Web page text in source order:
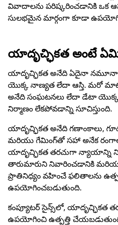
వివాదాలను పరిష్కరించడానికి ఒక
సులభమైన మార్గంగా కూడా
యాదృచ్ఛికత అంటే
యాదృచ్ఛికత అనేది ఏదైనా
యొక్క నాణ్యత లేదా ఆస్తి. మరో
అనేది సంఘటనలు లేదా డేటా యొక్క
నిర్మాణం లేకపోవడాన్ని సూచిస్తుంది.
యాదృచ్ఛికత అనేది గణాంకాలు, గూఢ
మరియు గేమింగ్‌తో సహా అనేక
యాదృచ్ఛికత తరచుగా న్యాయాన్ని
తారుమారుని నివారించడానికి మరియు
ప్రాతినిధ్యం వహించే ఫలితాలను
ఉపయోగించబడుతుంది.
కంప్యూటర్ సైన్స్‌లో, యాదృచ్ఛికత
ఉపయోగించి ఉత్పత్తి